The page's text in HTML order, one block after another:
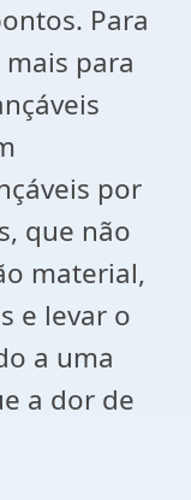
Para
para
por
que não
material,
e levar o
a uma
a dor de